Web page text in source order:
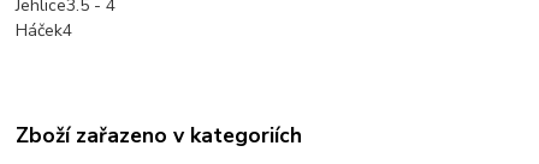
Jehlice3.5 - 4
Háček4
Zboží zařazeno v kategoriích